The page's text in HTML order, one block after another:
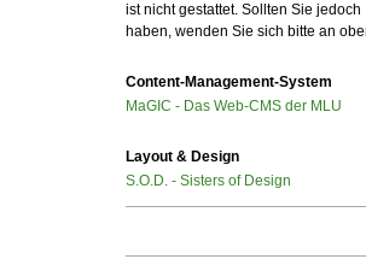
ist nicht gestattet. Sollten Sie
haben, wenden Sie sich bitte an
Content-Management-System
MaGIC - Das Web-CMS der MLU
Layout & Design
S.O.D. - Sisters of Design